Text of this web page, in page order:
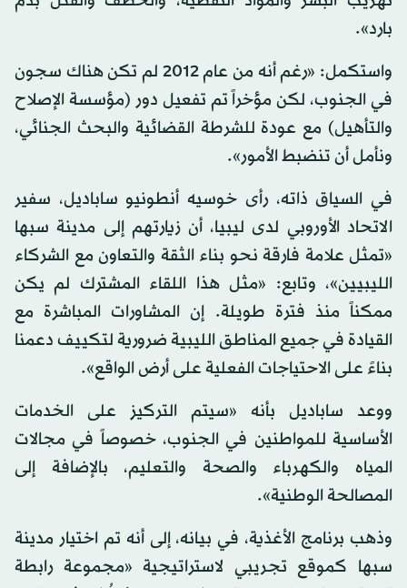
بارد».
واستكمل: «رغم أنه من عام 2012 لم تكن هناك سجون
في الجنوب، لكن مؤخراً تم تفعيل دور (مؤسسة الإصلاح
والتأهيل) مع عودة للشرطة القضائية والبحث الجنائي،
ونأمل أن تنضبط الأمور».
في السياق ذاته، رأى خوسيه أنطونيو ساباديل، سفير
الاتحاد الأوروبي لدى ليبيا، أن زيارتهم إلى مدينة سبها
«تمثل علامة فارقة نحو بناء الثقة والتعاون مع الشركاء
الليبيين»، وتابع: «مثل هذا اللقاء المشترك لم يكن
ممكناً منذ فترة طويلة. إن المشاورات المباشرة مع
القيادة في جميع المناطق الليبية ضرورية لتكييف دعمنا
بناءً على الاحتياجات الفعلية على أرض الواقع».
ووعد ساباديل بأنه «سيتم التركيز على الخدمات
الأساسية للمواطنين في الجنوب، خصوصاً في مجالات
المياه والكهرباء والصحة والتعليم، بالإضافة إلى
المصالحة الوطنية».
وذهب برنامج الأغذية، في بيانه، إلى أنه تم اختيار مدينة
سبها كموقع تجريبي لاستراتيجية «مجموعة رابطة